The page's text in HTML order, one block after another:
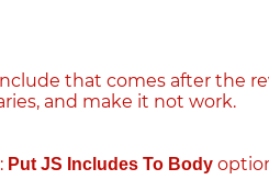
that comes after the
and make it not work.
Put JS Includes To Body